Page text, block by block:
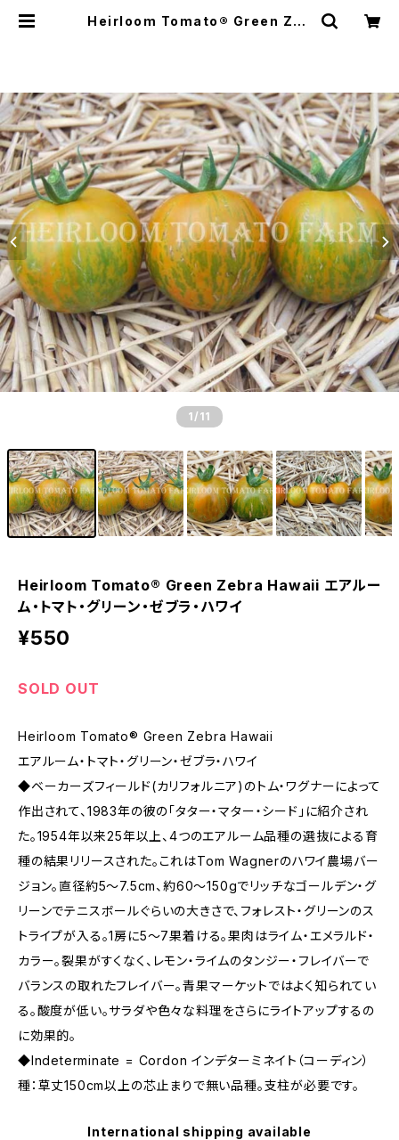
Heirloom Tomato® Green Zeb
1 /11
Heirloom Tomato® Green Zebra Hawaii エアルー
ム・トマト・グリーン・ゼブラ・ハワイ
¥550
SOLD OUT
Heirloom Tomato® Green Zebra Hawaii
エアルーム・トマト・グリーン・ゼブラ・ハワイ
◆ベーカーズフィールド(カリフォルニア)のトム・ワグナーによって
作出されて、1983年の彼の「タター・マター・シード」に紹介され
た。1954年以来25年以上、4つのエアルーム品種の選抜による育
種の結果リリースされた。これはTom Wagnerのハワイ農場バー
ジョン。直径約5〜7.5cm、約60〜150gでリッチなゴールデン・グ
リーンでテニスボールぐらいの大きさで、フォレスト・グリーンのス
トライプが入る。1房に5〜7果着ける。果肉はライム・エメラルド・
カラー。裂果がすくなく、レモン・ライムのタンジー・フレイバーで
バランスの取れたフレイバー。青果マーケットではよく知られてい
る。酸度が低い。サラダや色々な料理をさらにライトアップするの
に効果的。
◆Indeterminate = Cordon インデターミネイト（コーディン）
種：草丈150cm以上の芯止まりで無い品種。支柱が必要です。
International shipping available